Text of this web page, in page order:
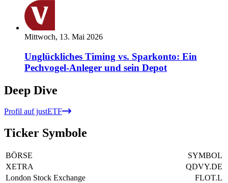
Mittwoch, 13. Mai 2026
Unglückliches Timing vs. Sparkonto: Ein
Pechvogel-Anleger und sein Depot
Deep Dive
Profil auf justETF
Ticker Symbole
BÖRSE
SYMBOL
XETRA
QDVY.DE
London Stock Exchange
FLOT.L